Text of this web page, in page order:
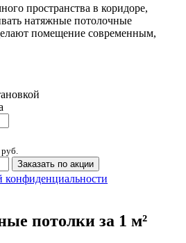
пространства в коридоре,
натяжные потолочные
помещение современным,
руб.
Заказать по акции
конфиденциальности
потолки за 1 м²